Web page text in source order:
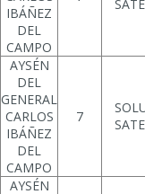
IBÁÑEZ
DEL
CAMPO
AYSÉN
DEL
GENERAL
CARLOS
IBÁÑEZ
DEL
CAMPO
7
AYSÉN